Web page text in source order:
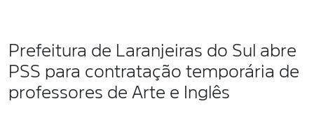
Prefeitura de Laranjeiras do Sul abre
PSS para contratação temporária de
professores de Arte e Inglês